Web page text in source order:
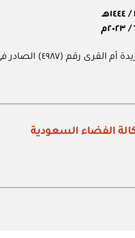
الصادر في ٢٣ من يونيو ٢٠٢٣م.
الفضاء السعودية